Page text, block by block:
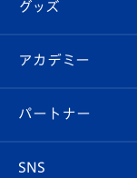
チケット
イベント
メディア
スタッフプロフィ
マスコット紹介
Revive Team
ヴィヴィくんの
フォトギャラリ
スタジアムグル
V-LOVERS（
プレイヤーズス
グッズ
オンラインショ
店舗情報
アカデミー
育成からのお知
パートナー
SNS